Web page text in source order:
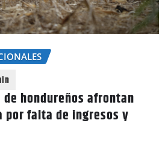
de hondureños afrontan
falta de ingresos y